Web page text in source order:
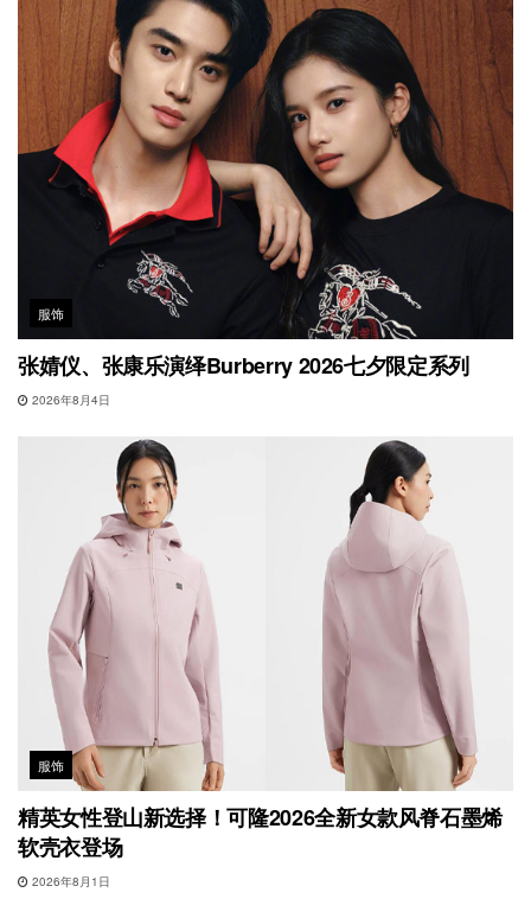
服饰
张婧仪、张康乐演绎Burberry 2026七夕限定系列
2026年8月4日
服饰
精英女性登山新选择！可隆2026全新女款风脊石墨烯
软壳衣登场
2026年8月1日